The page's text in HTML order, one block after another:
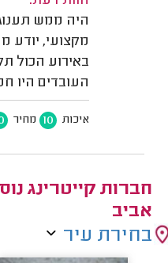
היה ממש
מקצועי, יודע
באירוע הכול
העובדים היו
איכות 10 מחיר
חברות קייטרינג
אביב
בחירת עיר